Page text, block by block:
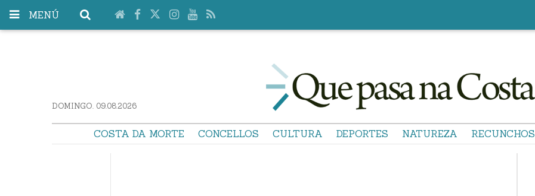
MENÚ
DOMINGO. 09.08.2026
COSTA DA MORTE CONCELLOS CULTURA DEPORTES NATUREZA RECUNCHOS